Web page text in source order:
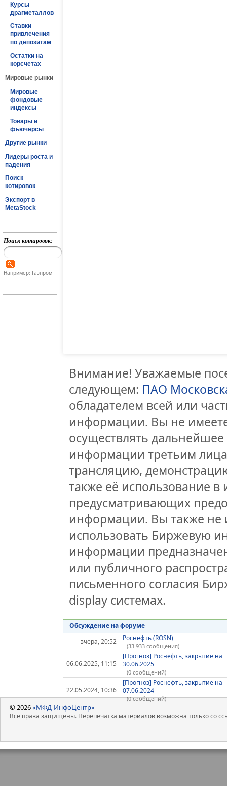
Курсы
драгметаллов
Ставки
привлечения
по депозитам
Остатки на
корсчетах
Мировые рынки
Мировые
фондовые
индексы
Товары и
фьючерсы
Другие рынки
Лидеры роста и
падения
Поиск
котировок
Экспорт в
MetaStock
Поиск котировок:
Например: Газпром
Внимание! Уважаемые
следующем: ПАО
обладателем всей или
информации. Вы не
осуществлять
информации третьим
трансляцию,
также её использование
предусматривающих
информации. Вы также не
использовать Биржевую
информации
или публичного
письменного согласия
display системах.
Обсуждение на форуме
вчера, 20:52
Роснефть (ROSN)
(33 933 сообщения)
06.06.2025, 11:15
[Прогноз] Роснефть, закрытие на
30.06.2025
(0 сообщений)
22.05.2024, 10:36
[Прогноз] Роснефть, закрытие на
07.06.2024
(0 сообщений)
© 2026«МФД-ИнфоЦентр»
Все права защищены. Перепечатка материалов возможна только со